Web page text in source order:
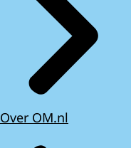
Over OM.nl